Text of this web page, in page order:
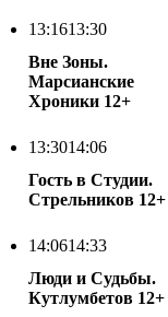
13:1613:30
Вне Зоны.
Марсианские
Хроники 12+
13:3014:06
Гость в Студии.
Стрельников 12+
14:0614:33
Люди и Судьбы.
Кутлумбетов 12+